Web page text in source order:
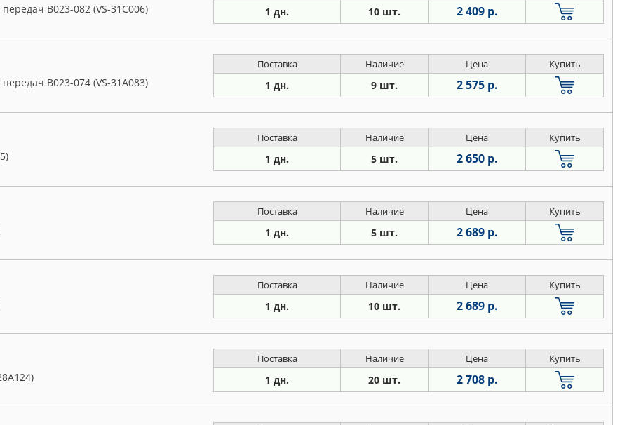
B023-082 (VS-31C006)
1 дн. 10 шт. 2 409 р.
B023-074 (VS-31A083)
Поставка Наличие Цена Купить
1 дн. 9 шт. 2 575 р.
Поставка Наличие Цена Купить
1 дн. 5 шт. 2 650 р.
Поставка Наличие Цена Купить
1 дн. 5 шт. 2 689 р.
Поставка Наличие Цена Купить
1 дн. 10 шт. 2 689 р.
Поставка Наличие Цена Купить
1 дн. 20 шт. 2 708 р.